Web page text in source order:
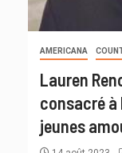
AMERICANA
Lauren
consacré à
jeunes